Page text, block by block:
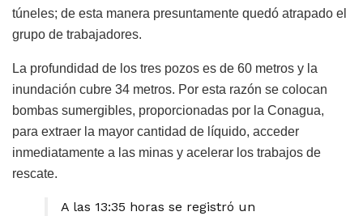
túneles; de esta manera presuntamente quedó atrapado el
grupo de trabajadores.
La profundidad de los tres pozos es de 60 metros y la
inundación cubre 34 metros. Por esta razón se colocan
bombas sumergibles, proporcionadas por la Conagua,
para extraer la mayor cantidad de líquido, acceder
inmediatamente a las minas y acelerar los trabajos de
rescate.
A las 13:35 horas se registró un